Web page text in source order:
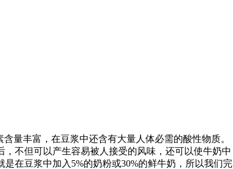
丰富，在豆浆中还含有大量人体必需的酸性物质。
不但可以产生容易被人接受的风味，还可以使牛奶中
在豆浆中加入5%的奶粉或30%的鲜牛奶，所以我们完